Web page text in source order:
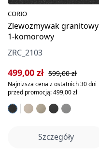
CORIO
Zlewozmywak granitowy
1-komorowy
ZRC_2103
Cena sprzedaży:
499,00 zł Cena regularna:
599,00 zł
Najniższa cena z ostatnich 30 dni
przed promocją: 499,00 zł
Szczegóły